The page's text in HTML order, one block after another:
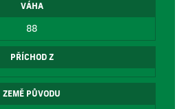
VÁHA
88
PŘÍCHOD Z
ZEMĚ PŮVODU